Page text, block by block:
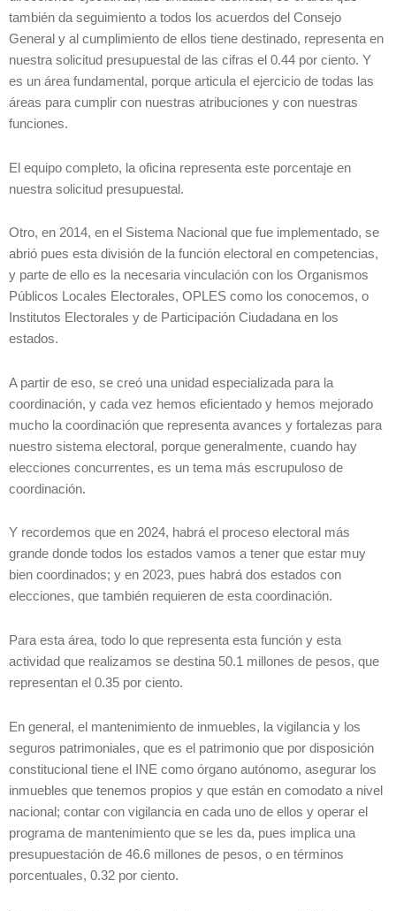
también da seguimiento a todos los acuerdos del Consejo
General y al cumplimiento de ellos tiene destinado, representa en
nuestra solicitud presupuestal de las cifras el 0.44 por ciento. Y
es un área fundamental, porque articula el ejercicio de todas las
áreas para cumplir con nuestras atribuciones y con nuestras
funciones.
El equipo completo, la oficina representa este porcentaje en
nuestra solicitud presupuestal.
Otro, en 2014, en el Sistema Nacional que fue implementado, se
abrió pues esta división de la función electoral en competencias,
y parte de ello es la necesaria vinculación con los Organismos
Públicos Locales Electorales, OPLES como los conocemos, o
Institutos Electorales y de Participación Ciudadana en los
estados.
A partir de eso, se creó una unidad especializada para la
coordinación, y cada vez hemos eficientado y hemos mejorado
mucho la coordinación que representa avances y fortalezas para
nuestro sistema electoral, porque generalmente, cuando hay
elecciones concurrentes, es un tema más escrupuloso de
coordinación.
Y recordemos que en 2024, habrá el proceso electoral más
grande donde todos los estados vamos a tener que estar muy
bien coordinados; y en 2023, pues habrá dos estados con
elecciones, que también requieren de esta coordinación.
Para esta área, todo lo que representa esta función y esta
actividad que realizamos se destina 50.1 millones de pesos, que
representan el 0.35 por ciento.
En general, el mantenimiento de inmuebles, la vigilancia y los
seguros patrimoniales, que es el patrimonio que por disposición
constitucional tiene el INE como órgano autónomo, asegurar los
inmuebles que tenemos propios y que están en comodato a nivel
nacional; contar con vigilancia en cada uno de ellos y operar el
programa de mantenimiento que se les da, pues implica una
presupuestación de 46.6 millones de pesos, o en términos
porcentuales, 0.32 por ciento.